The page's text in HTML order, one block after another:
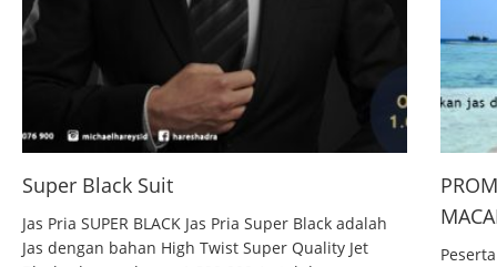
Super Black Suit
Jas Pria SUPER BLACK Jas Pria Super Black adalah
Jas dengan bahan High Twist Super Quality Jet